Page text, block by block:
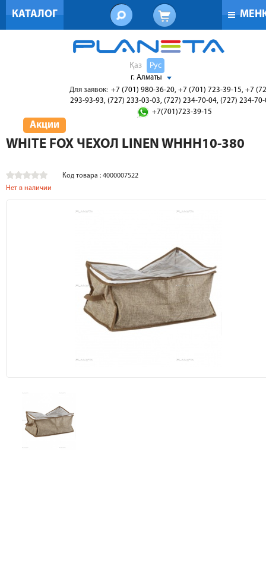
КАТАЛОГ
Қаз Рус
г. Алматы
Для заявок: +7 (701) 980-36-20, +7 (701) 723-39-15, +7
293-93-93, (727) 233-03-03, (727) 234-70-04, (727) 234-
+7(701)723-39-15
Акции
WHITE FOX ЧЕХОЛ LINEN WHHH10-380
Код товара : 4000007522
Нет в наличии